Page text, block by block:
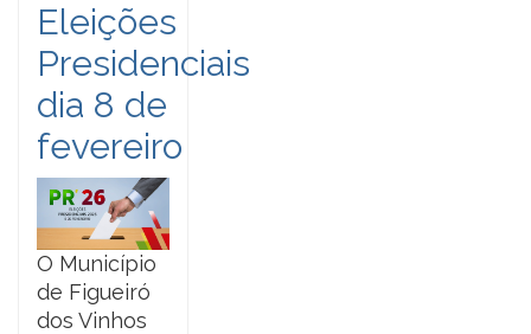
Eleições
Presidenciais
dia 8 de
fevereiro
O Município
de Figueiró
dos Vinhos